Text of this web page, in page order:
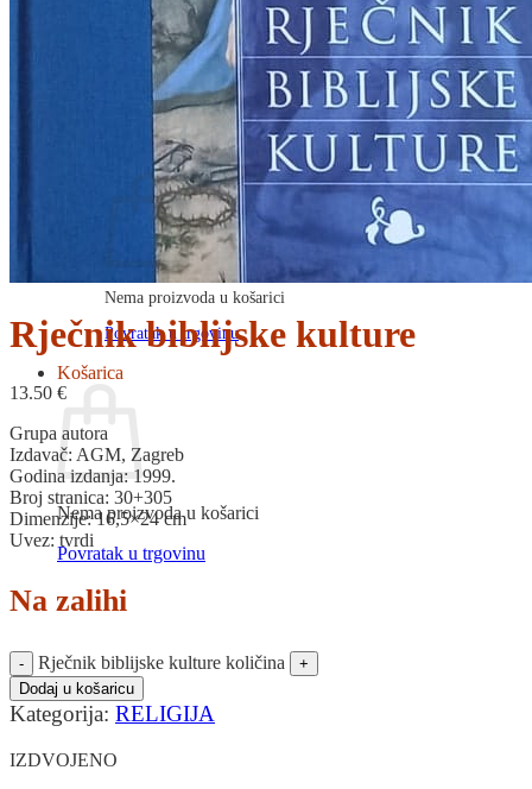
Nema proizvoda u košarici
Povratak u trgovinu
Košarica
Nema proizvoda u košarici
Povratak u trgovinu
Rječnik biblijske kulture
13.50 €
Grupa autora
Izdavač: AGM, Zagreb
Godina izdanja: 1999.
Broj stranica: 30+305
Dimenzije: 16,5×24 cm
Uvez: tvrdi
Na zalihi
Rječnik biblijske kulture količina
Dodaj u košaricu
Kategorija: RELIGIJA
IZDVOJENO